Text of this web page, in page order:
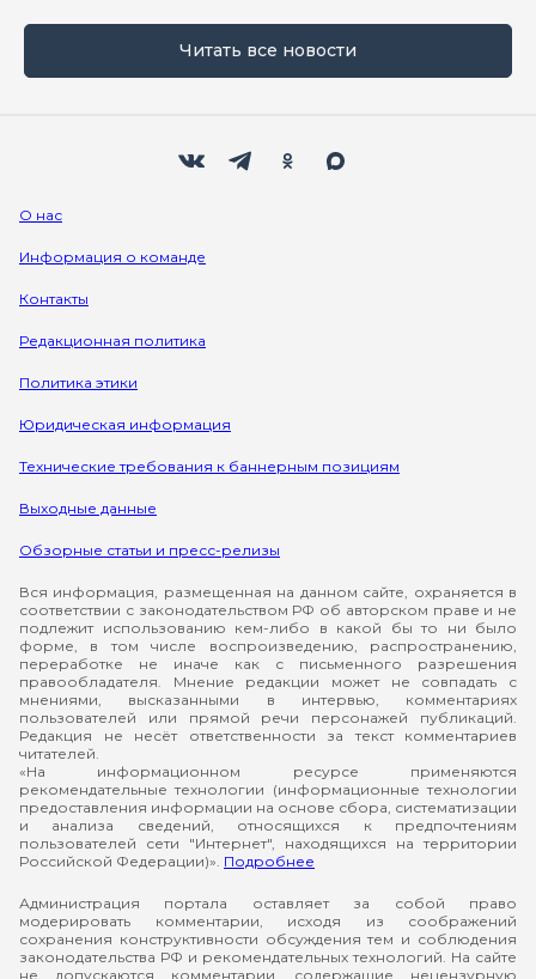
Читать все новости
О нас
Информация о команде
Контакты
Редакционная политика
Политика этики
Юридическая информация
Технические требования к баннерным позициям
Выходные данные
Обзорные статьи и пресс-релизы
Вся информация, размещенная на данном сайте, охраняется в
соответствии с законодательством РФ об авторском праве и не
подлежит использованию кем-либо в какой бы то ни было
форме, в том числе воспроизведению, распространению,
переработке не иначе как с письменного разрешения
правообладателя. Мнение редакции может не совпадать с
мнениями, высказанными в интервью, комментариях
пользователей или прямой речи персонажей публикаций.
Редакция не несёт ответственности за текст комментариев
читателей.
«На информационном ресурсе применяются
рекомендательные технологии (информационные технологии
предоставления информации на основе сбора, систематизации
и анализа сведений, относящихся к предпочтениям
пользователей сети "Интернет", находящихся на территории
Российской Федерации)». Подробнее
Администрация портала оставляет за собой право
модерировать комментарии, исходя из соображений
сохранения конструктивности обсуждения тем и соблюдения
законодательства РФ и рекомендательных технологий. На сайте
не допускаются комментарии, содержащие нецензурную